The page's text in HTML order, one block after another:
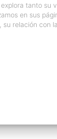
tanto su
en sus
relación con